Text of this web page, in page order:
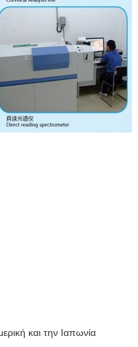
και την Ιαπωνία